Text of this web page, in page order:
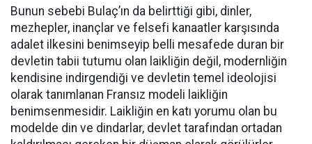
Bunun sebebi Bulaç’ın da belirttiği gibi, dinler,
mezhepler, inançlar ve felsefi kanaatler karşısında
adalet ilkesini benimseyip belli mesafede duran bir
devletin tabii tutumu olan laikliğin değil, modernliğin
kendisine indirgendiği ve devletin temel ideolojisi
olarak tanımlanan Fransız modeli laikliğin
benimsenmesidir. Laikliğin en katı yorumu olan bu
modelde din ve dindarlar, devlet tarafından ortadan